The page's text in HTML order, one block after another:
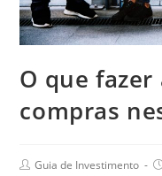
O que
compras
Guia de Investimento